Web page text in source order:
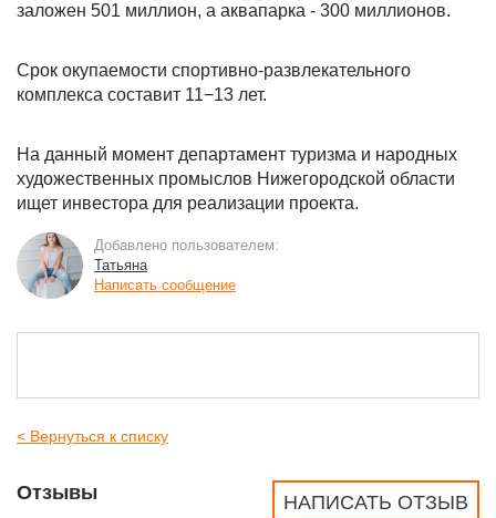
заложен 501 миллион, а аквапарка - 300 миллионов.
Срок окупаемости спортивно-развлекательного
комплекса составит 11−13 лет.
На данный момент департамент туризма и народных
художественных промыслов Нижегородской области
ищет инвестора для реализации проекта.
Добавлено пользователем:
Татьяна
Написать сообщение
< Вернуться к списку
НАПИСАТЬ ОТЗЫВ
Отзывы